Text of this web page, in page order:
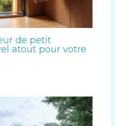
de petit
atout pour votre